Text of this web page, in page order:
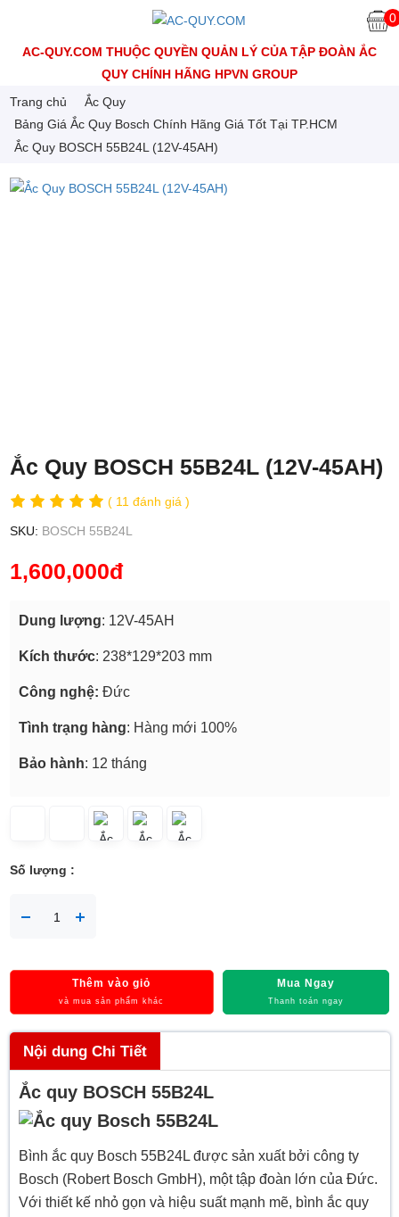
0
AC-QUY.COM THUỘC QUYỀN QUẢN LÝ CỦA TẬP ĐOÀN ẮC
QUY CHÍNH HÃNG HPVN GROUP
Trang chủ
Ắc Quy
Bảng Giá Ắc Quy Bosch Chính Hãng Giá Tốt Tại TP.HCM
Ắc Quy BOSCH 55B24L (12V-45AH)
Ắc Quy BOSCH 55B24L (12V-45AH)
( 11 đánh giá )
SKU: BOSCH 55B24L
1,600,000đ
Dung lượng: 12V-45AH
Kích thước: 238*129*203 mm
Công nghệ: Đức
Tình trạng hàng: Hàng mới 100%
Bảo hành: 12 tháng
Số lượng :
Thêm vào giỏ
và mua sản phẩm khác
Mua Ngay
Thanh toán ngay
Nội dung Chi Tiết
Ắc quy BOSCH 55B24L
Bình ắc quy Bosch 55B24L được sản xuất bởi công ty
Bosch (Robert Bosch GmbH), một tập đoàn lớn của Đức.
Với thiết kế nhỏ gọn và hiệu suất mạnh mẽ, bình ắc quy